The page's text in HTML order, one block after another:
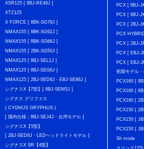
XSR125 [ 8BJ-RE46J ]
XTZ125
X FORCE [ 8BK-SG79J ]
NMAX155 [ 8BK-SG92J ]
NMAX155 [ 8BK-SG66J ]
NMAX155 [ 2BK-SG50J ]
NMAX125 [ 8BJ-SEL1J ]
NMAX125 [ 8BJ-SEG6J ]
NMAX125 [ 2BJ-SED6J・EBJ-SE86J ]
シグナスX【7型】[ 8BJ-SEM5J ]
シグナス グリファス
( CYGNUS GRYPHUS )
[ 国内仕様：8BJ-SEJ4J・台湾モデル ]
シグナスX【5型】
[ 2BJ-SED8J・LEDヘッドライトモデル ]
シグナスX SR【4型】
PCX [ 8BJ-
PCX [ 8BJ-
PCX [ 2BJ-
PCX
PCX [ 2BJ-
PCX [ EBJ-
PCX [ EBJ-
初期モデル
PCX160 [
PCX160 [
PCX160 [
PCX150 [
PCX150 [
PCX150 [
Sh mode
クリック